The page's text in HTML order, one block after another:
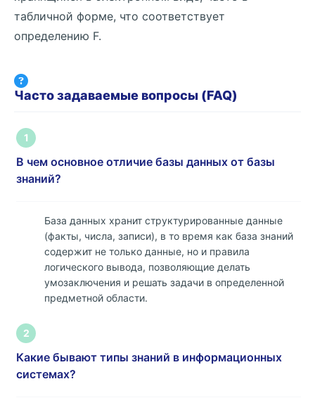
табличной форме, что соответствует
определению F.
Часто задаваемые вопросы (FAQ)
1
В чем основное отличие базы данных от базы
знаний?
База данных хранит структурированные данные
(факты, числа, записи), в то время как база знаний
содержит не только данные, но и правила
логического вывода, позволяющие делать
умозаключения и решать задачи в определенной
предметной области.
2
Какие бывают типы знаний в информационных
системах?